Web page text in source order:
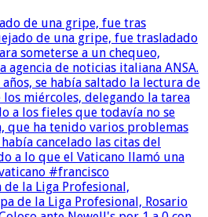
de una gripe, fue tras
de la Liga Profesional,